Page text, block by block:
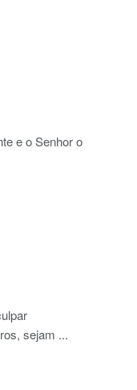
e o Senhor o
sejam ...